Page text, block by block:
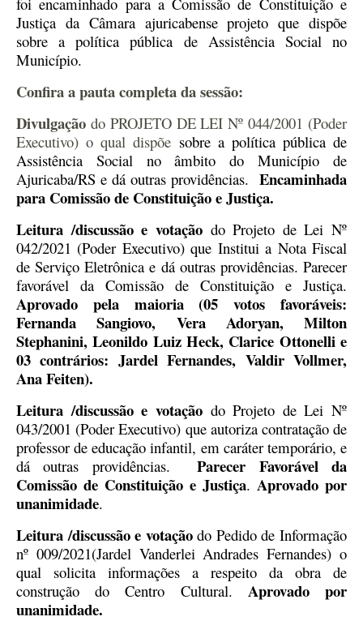
Justiça da Câmara ajuricabense projeto que dispõe
sobre a política pública de Assistência Social no
Município.
Confira a pauta completa da sessão:
Divulgação do PROJETO DE LEI Nº 044/2001 (Poder
Executivo) o qual dispõe sobre a política pública de
Assistência Social no âmbito do Município de
Ajuricaba/RS e dá outras providências. Encaminhada
para Comissão de Constituição e Justiça.
Leitura /discussão e votação do Projeto de Lei Nº
042/2021 (Poder Executivo) que Institui a Nota Fiscal
de Serviço Eletrônica e dá outras providências. Parecer
favorável da Comissão de Constituição e Justiça.
Aprovado pela maioria (05 votos favoráveis:
Fernanda Sangiovo, Vera Adoryan, Milton
Stephanini, Leonildo Luiz Heck, Clarice Ottonelli e
03 contrários: Jardel Fernandes, Valdir Vollmer,
Ana Feiten).
Leitura /discussão e votaçãodo Projeto de Lei Nº
043/2001 (Poder Executivo) que autoriza contratação de
professor de educação infantil, em caráter temporário, e
dá outras providências.Parecer Favorável da
Comissão de Constituição e Justiça. Aprovado por
unanimidade.
Leitura /discussão e votaçãodo Pedido de Informação
nº 009/2021(Jardel Vanderlei Andrades Fernandes) o
qual solicita informações a respeito da obra de
construção do Centro Cultural. Aprovado por
unanimidade.